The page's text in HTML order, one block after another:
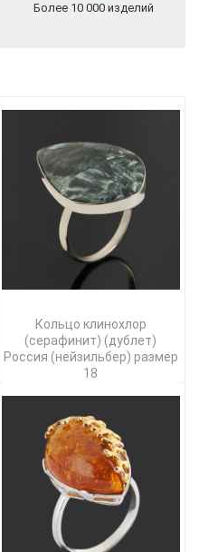
Более 10 000 изделий
Кольцо клинохлор
(серафинит) (дублет)
Россия (нейзильбер) размер
18